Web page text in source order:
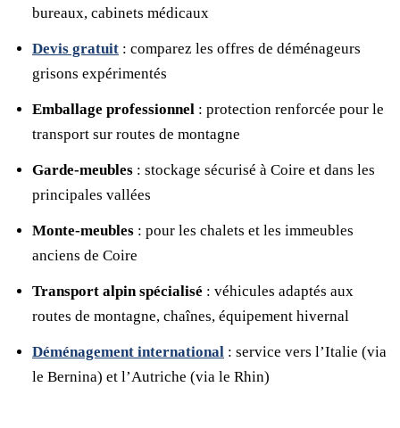
bureaux, cabinets médicaux
Devis gratuit : comparez les offres de déménageurs
grisons expérimentés
Emballage professionnel : protection renforcée pour le
transport sur routes de montagne
Garde-meubles : stockage sécurisé à Coire et dans les
principales vallées
Monte-meubles : pour les chalets et les immeubles
anciens de Coire
Transport alpin spécialisé : véhicules adaptés aux
routes de montagne, chaînes, équipement hivernal
Déménagement international : service vers l’Italie (via
le Bernina) et l’Autriche (via le Rhin)